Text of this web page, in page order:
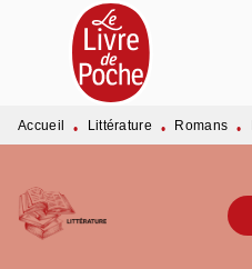
MENU RECHERCHE
PIED DE PAGE
Accueil • Littérature • Romans •